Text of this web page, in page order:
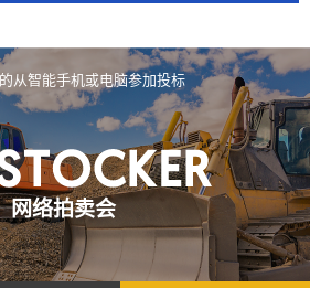
从智能手机或电脑参加投标
网络拍卖会